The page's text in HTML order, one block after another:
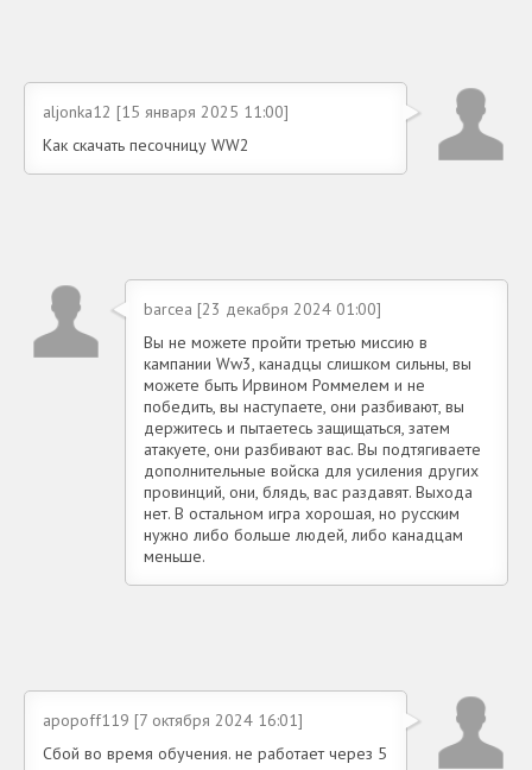
aljonka12 [15 января 2025 11:00]
Как скачать песочницу WW2
barcea [23 декабря 2024 01:00]
Вы не можете пройти третью миссию в
кампании Ww3, канадцы слишком сильны, вы
можете быть Ирвином Роммелем и не
победить, вы наступаете, они разбивают, вы
держитесь и пытаетесь защищаться, затем
атакуете, они разбивают вас. Вы подтягиваете
дополнительные войска для усиления других
провинций, они, блядь, вас раздавят. Выхода
нет. В остальном игра хорошая, но русским
нужно либо больше людей, либо канадцам
меньше.
apopoff119 [7 октября 2024 16:01]
Сбой во время обучения. не работает через 5